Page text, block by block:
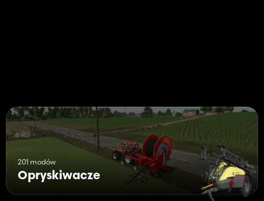
201 modów
Opryskiwacze